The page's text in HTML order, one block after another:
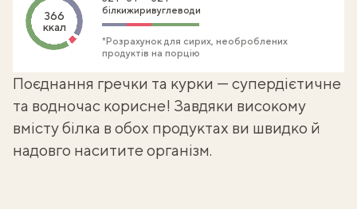
366
ккал
білкижиривуглеводи
*Розрахунок для сирих, необроблених
продуктів на порцію
Поєднання гречки та курки — супердієтичне
та водночас корисне! Завдяки високому
вмісту білка в обох продуктах ви швидко й
надовго наситите організм.